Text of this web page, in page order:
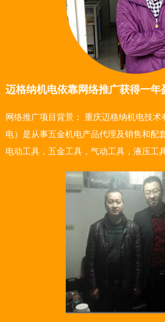
迈格纳机电依靠网络推广获得一年
网络推广项目背景： 重庆迈格纳机电技
电）是从事五金机电产品代理及销售和配
电动工具，五金工具，气动工具，液压工